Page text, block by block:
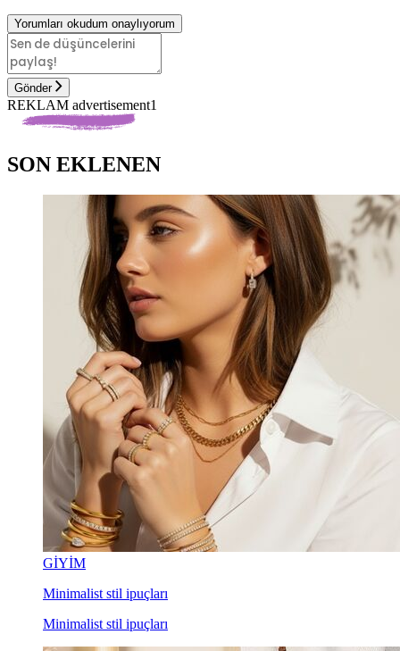
Yorumları okudum onaylıyorum
Gönder
REKLAM advertisement1
SON EKLENEN
GİYİM
Minimalist stil ipuçları
Minimalist stil ipuçları